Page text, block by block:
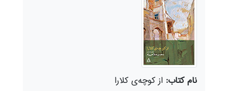
نام کتاب: از کوچه‌ی کلارا